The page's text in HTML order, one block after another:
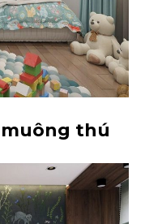
thú